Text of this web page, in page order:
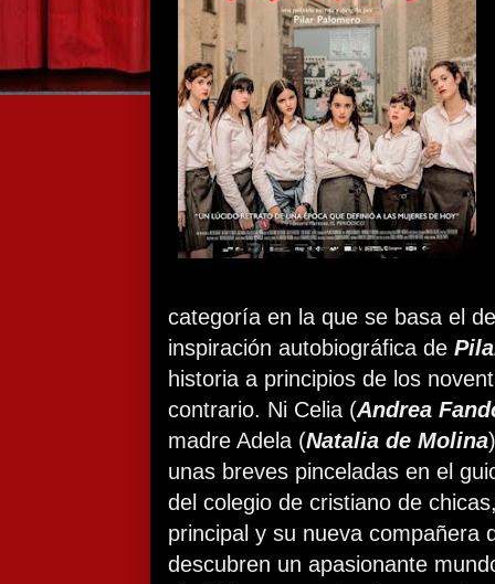
categoría en la que se basa el
inspiración autobiográfica de
historia a principios de los
contrario. Ni Celia (Andrea
madre Adela (Natalia de Molina
unas breves pinceladas en el
del colegio de cristiano de
principal y su nueva compañera
descubren un apasionante